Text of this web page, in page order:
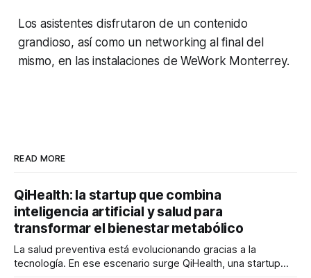
Los asistentes disfrutaron de un contenido
grandioso, así como un networking al final del
mismo, en las instalaciones de WeWork Monterrey.
READ MORE
QiHealth: la startup que combina
inteligencia artificial y salud para
transformar el bienestar metabólico
La salud preventiva está evolucionando gracias a la
tecnología. En ese escenario surge QiHealth, una startup